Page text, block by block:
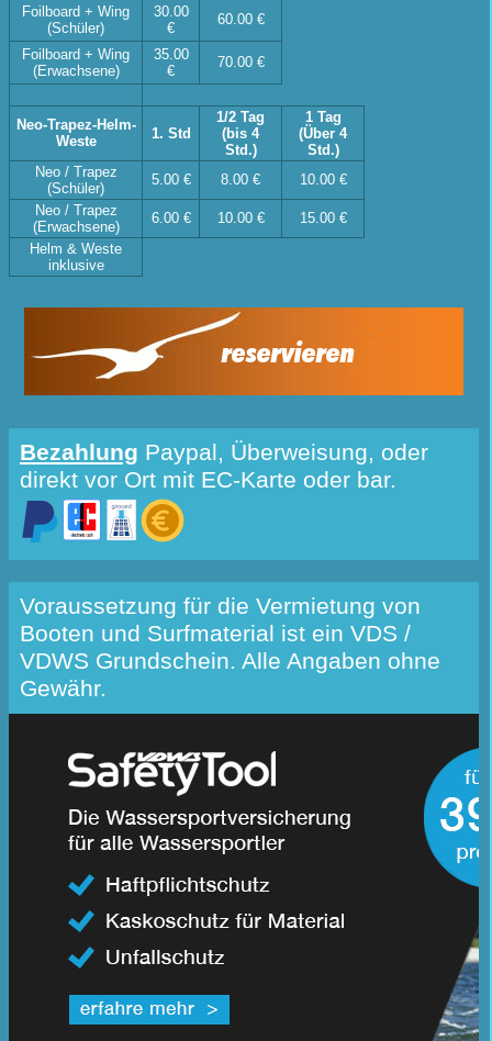
Foilboard + Wing
(Schüler)
30.00
€
60.00 €
Foilboard + Wing
(Erwachsene)
35.00
€
70.00 €
Neo-Trapez-Helm-
Weste
1. Std
1/2 Tag
(bis 4
Std.)
1 Tag
(Über 4
Std.)
Neo / Trapez
(Schüler)
5.00 € 8.00 €
10.00 €
Neo / Trapez
(Erwachsene)
6.00 € 10.00 €
15.00 €
Helm & Weste
inklusive
reservieren
Bezahlung Paypal, Überweisung, oder
direkt vor Ort mit EC-Karte oder bar.
Voraussetzung für die Vermietung von
Booten und Surfmaterial ist ein VDS /
VDWS Grundschein. Alle Angaben ohne
Gewähr.